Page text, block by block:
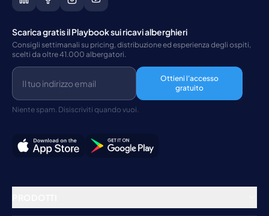
Scarica gratis il Playbook sui ricavi alberghieri
Consigli settimanali su pricing, distribuzione ed esperienza degli ospiti,
scelti da oltre 41.000 albergatori.
Ottieni l'accesso
gratuito
Niente spam. Disiscriviti quando vuoi.